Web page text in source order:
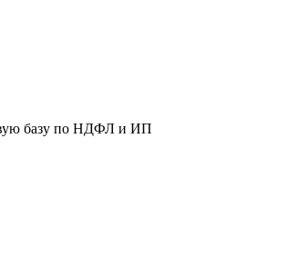
базу по НДФЛ и ИП